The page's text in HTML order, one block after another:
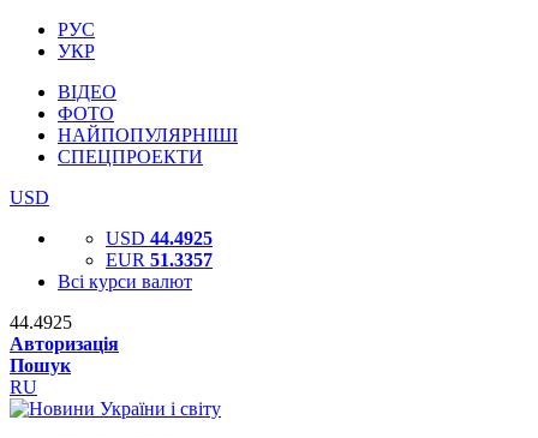
РУС
УКР
ВІДЕО
ФОТО
НАЙПОПУЛЯРНІШІ
СПЕЦПРОЕКТИ
USD
USD 44.4925
EUR 51.3357
Всі курси валют
44.4925
Авторизація
Пошук
RU